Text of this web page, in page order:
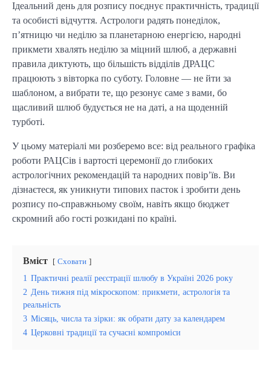
Ідеальний день для розпису поєднує практичність, традиції
та особисті відчуття. Астрологи радять понеділок,
п’ятницю чи неділю за планетарною енергією, народні
прикмети хвалять неділю за міцний шлюб, а державні
правила диктують, що більшість відділів ДРАЦС
працюють з вівторка по суботу. Головне — не йти за
шаблоном, а вибрати те, що резонує саме з вами, бо
щасливий шлюб будується не на даті, а на щоденній
турботі.
У цьому матеріалі ми розберемо все: від реального графіка
роботи РАЦСів і вартості церемонії до глибоких
астрологічних рекомендацій та народних повір’їв. Ви
дізнаєтеся, як уникнути типових пасток і зробити день
розпису по-справжньому своїм, навіть якщо бюджет
скромний або гості розкидані по країні.
Вміст Сховати
1 Практичні реалії реєстрації шлюбу в Україні 2026 року
2 День тижня під мікроскопом: прикмети, астрологія та
реальність
3 Місяць, числа та зірки: як обрати дату за календарем
4 Церковні традиції та сучасні компроміси